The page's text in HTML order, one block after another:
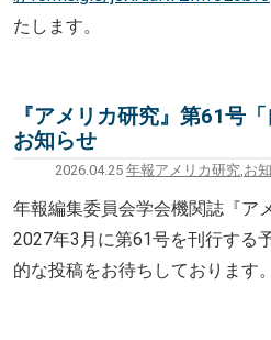
たします。
『アメリカ研究』第61号
お知らせ
2026.04.25 年報アメリカ研究 お
年報編集委員会学会機関誌『ア
2027年3 月に第61号を刊行する
的な投稿をお待ちしております。